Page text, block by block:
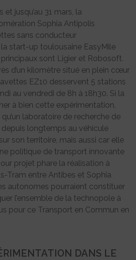
jusqu’au 31 mars, la
Sophia Antipolis
sans conducteur
start-up toulousaine EasyMile
sont Ligier et Robosoft.
d’un kilomètre situé en plein cœur
EZ10 desservent 5 stations
au vendredi de 8h à 18h30. Si la
à bien cette expérimentation,
qu’un laboratoire de recherche de
depuis longtemps au véhicule
son territoire, mais aussi car elle
politique de transport innovante
projet phare la réalisation à
Tram entre Antibes et Sophia
autonomes pourraient constituer
l’ensemble de la technopole à
pour ce Transport en Commun en
DANS LE